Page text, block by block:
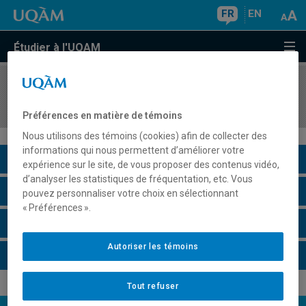
FR EN
Étudier à l'UQAM
COURS//
Description du cours
Horaire - Été 2026
Préférences en matière de témoins
Nous utilisons des témoins (cookies) afin de collecter des
informations qui nous permettent d’améliorer votre
expérience sur le site, de vous proposer des contenus vidéo,
d’analyser les statistiques de fréquentation, etc. Vous
pouvez personnaliser votre choix en sélectionnant
« Préférences ».
Tout refuser
Autoriser les témoins